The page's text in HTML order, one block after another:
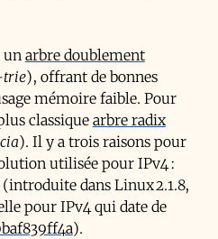
un arbre doublement
trie), offrant de bonnes
mémoire faible. Pour
classique arbre radix
). Il y a trois raisons pour
utilisée pour IPv4 :
dans Linux 2.1.8,
pour IPv4 qui date de
).